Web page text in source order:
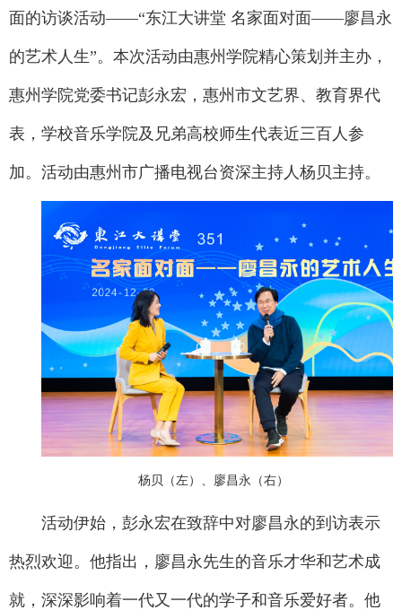
面的访谈活动——“东江大讲堂 名家面对面——廖昌永
的艺术人生”。本次活动由惠州学院精心策划并主办，
惠州学院党委书记彭永宏，惠州市文艺界、教育界代
表，学校音乐学院及兄弟高校师生代表近三百人参
加。活动由惠州市广播电视台资深主持人杨贝主持。
杨贝（左）、廖昌永（右）
活动伊始，彭永宏在致辞中对廖昌永的到访表示
热烈欢迎。他指出，廖昌永先生的音乐才华和艺术成
就，深深影响着一代又一代的学子和音乐爱好者。他